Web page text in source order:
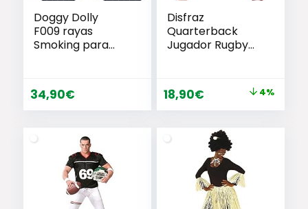
Doggy Dolly
F009 rayas
Smoking para
Negro/Blanco
34,90€
Disfraz
Quarterback
Jugador Rugby
El
precio
era:
19,79€.
18,90€El
precio
actual
es:
18,90€.
4%